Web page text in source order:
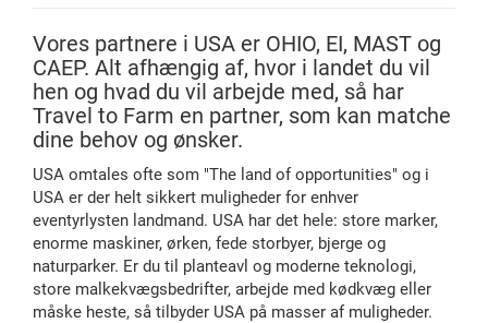
Vores partnere i USA er OHIO, EI, MAST og
CAEP. Alt afhængig af, hvor i landet du vil
hen og hvad du vil arbejde med, så har
Travel to Farm en partner, som kan matche
dine behov og ønsker.
USA omtales ofte som "The land of opportunities" og i
USA er der helt sikkert muligheder for enhver
eventyrlysten landmand. USA har det hele: store marker,
enorme maskiner, ørken, fede storbyer, bjerge og
naturparker. Er du til planteavl og moderne teknologi,
store malkekvægsbedrifter, arbejde med kødkvæg eller
måske heste, så tilbyder USA på masser af muligheder.